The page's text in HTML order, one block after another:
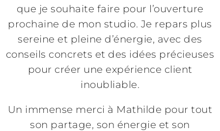
que je souhaite faire pour l’ouverture
prochaine de mon studio. Je repars plus
sereine et pleine d’énergie, avec des
conseils concrets et des idées précieuses
pour créer une expérience client
inoubliable.
Un immense merci à Mathilde pour tout
son partage, son énergie et son